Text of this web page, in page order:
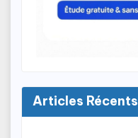
Articles Récents